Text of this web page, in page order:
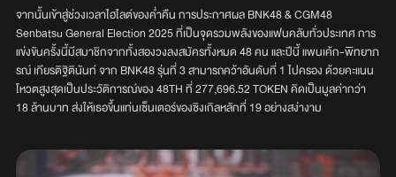
จากนั้นเข้าสู่ช่วงเวลาไฮไลต์ของค่ำคืน การประกาศผล BNK48 & CGM48
Senbatsu General Election 2025 ที่เป็นจุดรวมพลังของแฟนคลับทั่วประเทศ การ
แข่งขันครั้งนี้มีสมาชิกจากทั้งสองวงลงสมัครทั้งหมด 48 คน และปีนี้ แพนเค้ก-พิทยาภ
รณ์ เกียรติฐิตินันท์ จาก BNK48 รุ่นที่ 3 สามารถคว้าอันดับที่ 1 ไปครอง ด้วยคะแนน
โหวตสูงสุดเป็นประวัติการณ์ของ 48TH ที่ 277,696.52 TOKEN คิดเป็นมูลค่ากว่า
18 ล้านบาท ส่งให้เธอขึ้นแท่นเซ็นเตอร์ของซิงเกิลหลักที่ 19 อย่างสง่างาม